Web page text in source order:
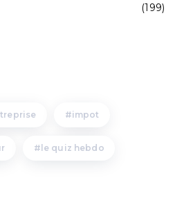
(199)
impot
le quiz hebdo